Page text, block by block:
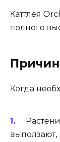
Каттлея
полного
Когда